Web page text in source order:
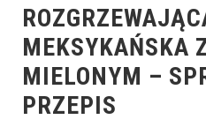
MEKSYKAŃSKA
MIELONYM –
PRZEPIS